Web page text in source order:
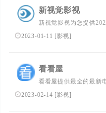
新视觉影视
新视觉影视为您提供
电视剧、最新的电影在
新好看的电视剧，最
2023-01-11 [影视]
看看屋
看看屋提供最全的最新
剧、香港TVB电视剧、
观看和剧集交流场所
2023-02-14 [影视]